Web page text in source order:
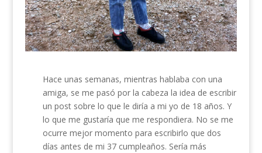
Hace unas semanas, mientras hablaba con una
amiga, se me pasó por la cabeza la idea de escribir
un post sobre lo que le diría a mi yo de 18 años. Y
lo que me gustaría que me respondiera. No se me
ocurre mejor momento para escribirlo que dos
días antes de mi 37 cumpleaños. Sería más